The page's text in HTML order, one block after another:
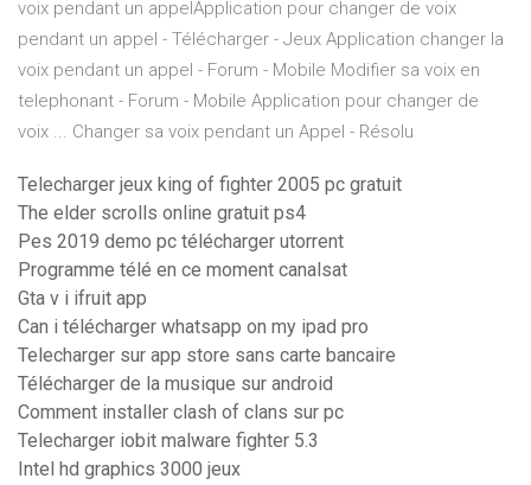
voix pendant un appelApplication pour changer de voix
pendant un appel - Télécharger - Jeux Application changer la
voix pendant un appel - Forum - Mobile Modifier sa voix en
telephonant - Forum - Mobile Application pour changer de
voix ... Changer sa voix pendant un Appel - Résolu
Telecharger jeux king of fighter 2005 pc gratuit
The elder scrolls online gratuit ps4
Pes 2019 demo pc télécharger utorrent
Programme télé en ce moment canalsat
Gta v i ifruit app
Can i télécharger whatsapp on my ipad pro
Telecharger sur app store sans carte bancaire
Télécharger de la musique sur android
Comment installer clash of clans sur pc
Telecharger iobit malware fighter 5.3
Intel hd graphics 3000 jeux